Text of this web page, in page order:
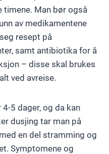
Man bør også
av medikamentene
resept på
samt antibiotika for å
– disse skal brukes
ved avreise.
5 dager, og da kan
dusjing tar man på
en del stramming og
Symptomene og